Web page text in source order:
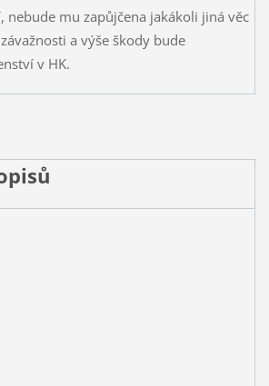
nebude mu zapůjčena jakákoli jiná věc
a výše škody bude
v HK.